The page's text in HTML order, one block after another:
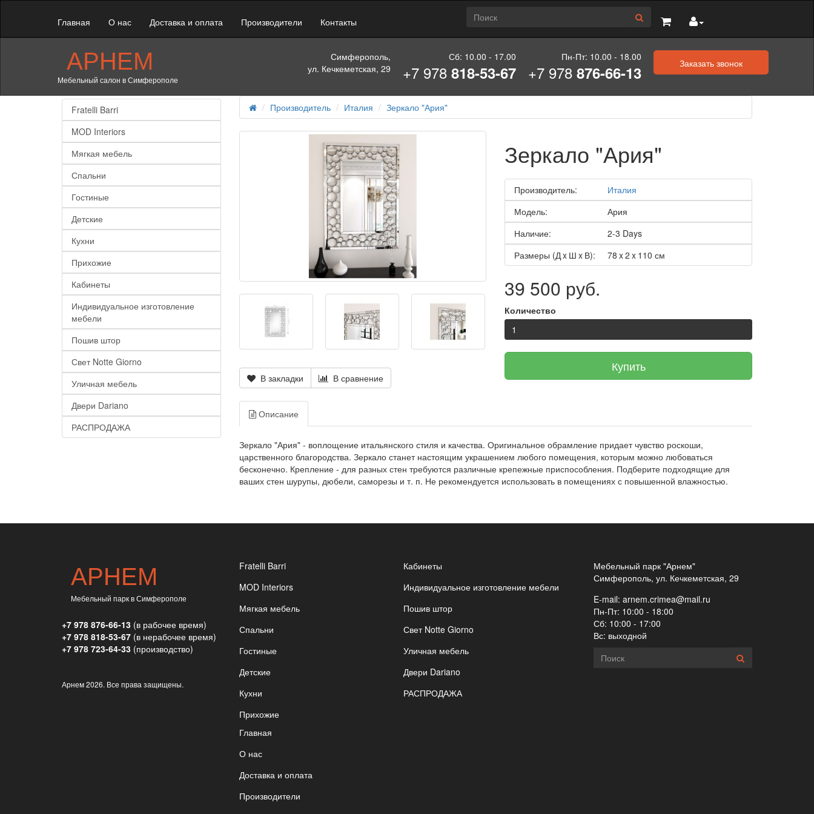
Главная О нас Доставка и оплата Производители Контакты
АРНЕМ
Мебельный салон в Симферополе
Симферополь,
ул. Кечкеметская, 29
Сб: 10.00 - 17.00
+7 978818-53-67
Пн-Пт: 10.00 - 18.00
+7 978876-66-13 Заказать звонок
Fratelli Barri
MOD Interiors
Мягкая мебель
Спальни
Гостиные
Детские
Кухни
Прихожие
Кабинеты
Индивидуальное изготовление
мебели
Пошив штор
Свет Notte Giorno
Уличная мебель
Двери Dariano
РАСПРОДАЖА
Производитель Италия Зеркало "Ария"
В закладки В сравнение
Зеркало "Ария"
Производитель:
Италия
Модель:
Ария
Наличие:
2-3 Days
Размеры (Д x Ш x В):
78 x 2 x 110 см
39 500 руб.
Количество
Купить
Описание
Зеркало "Ария" - воплощение итальянского стиля и качества. Оригинальное обрамление придает чувство роскоши,
царственного благородства. Зеркало станет настоящим украшением любого помещения, которым можно любоваться
бесконечно. Крепление - для разных стен требуются различные крепежные приспособления. Подберите подходящие для
ваших стен шурупы, дюбели, саморезы и т. п. Не рекомендуется использовать в помещениях с повышенной влажностью.
АРНЕМ
Мебельный парк в Симферополе
+7 978 876-66-13 (в рабочее время)
+7 978 818-53-67 (в нерабочее время)
+7 978 723-64-33 (производство)
Арнем2026. Все права защищены.
Fratelli Barri
MOD Interiors
Мягкая мебель
Спальни
Гостиные
Детские
Кухни
Прихожие
Кабинеты
Индивидуальное изготовление мебели
Пошив штор
Свет Notte Giorno
Уличная мебель
Двери Dariano
РАСПРОДАЖА
Главная
О нас
Доставка и оплата
Производители
Мебельный парк "Арнем"
Симферополь, ул. Кечкеметская, 29
E-mail: arnem.crimea@mail.ru
Пн-Пт: 10:00 - 18:00
Сб: 10:00 - 17:00
Вс: выходной